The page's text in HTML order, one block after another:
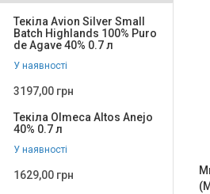
Текіла Avion Silver Small
Batch Highlands 100% Puro
de Agave 40% 0.7 л
У наявності
3197,00 грн
Текіла Olmeca Altos Anejo
40% 0.7 л
У наявності
1629,00 грн